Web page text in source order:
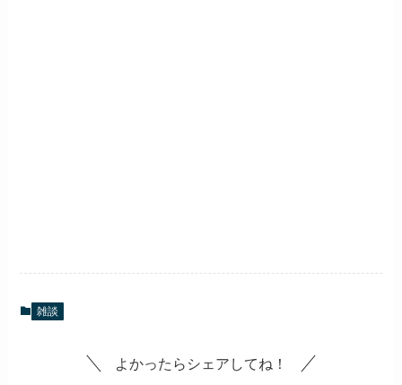
雑談
よかったらシェアしてね！